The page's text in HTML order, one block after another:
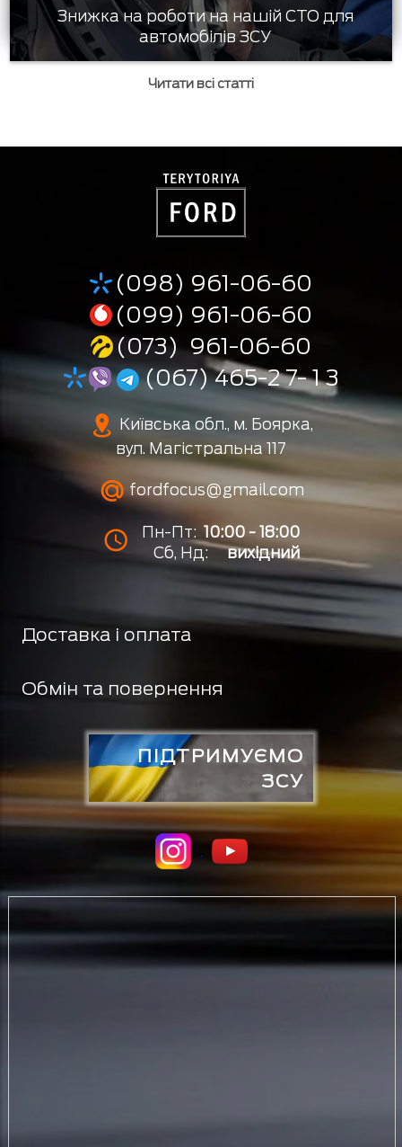
Знижка на роботи на нашій СТО для
автомобілів ЗСУ
Читати всі статті
(098) 961-06-60
(099) 961-06-60
(073) 961-06-60
(067) 465-2 7- 1 3
Київська обл., м. Боярка,
вул. Магістральна 117
fordfocus@gmail.com
Пн-Пт: 10:00 - 18:00
Сб, Нд:
вихідний
Доставка і оплата
Обмін та повернення
ПІДТРИМУЄМО
ЗСУ